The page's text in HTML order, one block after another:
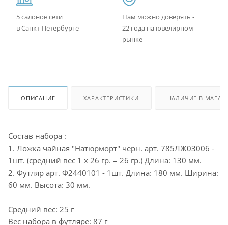
5 салонов сети
в Санкт-Петербурге
Нам можно доверять -
22 года на ювелирном
рынке
ОПИСАНИЕ ХАРАКТЕРИСТИКИ НАЛИЧИЕ В
Состав набора :
1. Ложка чайная "Натюрморт" черн. арт. 785ЛЖ03006 -
1шт. (средний вес 1 х 26 гр. = 26 гр.) Длина: 130 мм.
2. Футляр арт. Ф2440101 - 1шт. Длина: 180 мм. Ширина:
60 мм. Высота: 30 мм.
Средний вес: 25 г
Вес набора в футляре: 87 г